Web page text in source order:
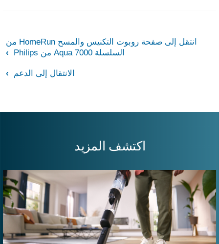
انتقل إلى صفحة روبوت التكنيس والمسح HomeRun من
السلسلة 7000 Aqua من Philips
الانتقال إلى الدعم
اكتشف المزيد